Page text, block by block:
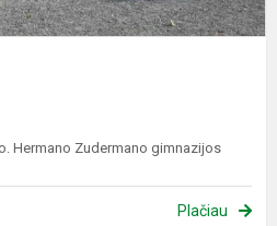
Hermano Zudermano gimnazijos
Plačiau